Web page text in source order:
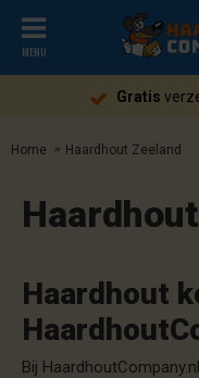
MENU
Gratis
Home Haardhout Zeeland
Haardhout
Bij